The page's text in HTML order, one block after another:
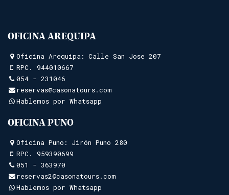
OFICINA AREQUIPA
Oficina Arequipa: Calle San Jose 207
RPC. 944010667
054 - 231046
reservas@casonatours.com
Hablemos por Whatsapp
OFICINA PUNO
Oficina Puno: Jirón Puno 280
RPC. 959390699
051 - 363970
reservas2@casonatours.com
Hablemos por Whatsapp